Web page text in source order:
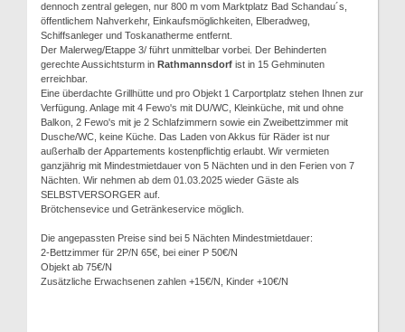
dennoch zentral gelegen, nur 800 m vom Marktplatz Bad Schandau´s,
öffentlichem Nahverkehr, Einkaufsmöglichkeiten, Elberadweg,
Schiffsanleger und Toskanatherme entfernt.
Der Malerweg/Etappe 3/ führt unmittelbar vorbei. Der Behinderten
gerechte Aussichtsturm in Rathmannsdorf ist in 15 Gehminuten
erreichbar.
Eine überdachte Grillhütte und pro Objekt 1 Carportplatz stehen Ihnen zur
Verfügung. Anlage mit 4 Fewo's mit DU/WC, Kleinküche, mit und ohne
Balkon, 2 Fewo's mit je 2 Schlafzimmern sowie ein Zweibettzimmer mit
Dusche/WC, keine Küche. Das Laden von Akkus für Räder ist nur
außerhalb der Appartements kostenpflichtig erlaubt. Wir vermieten
ganzjährig mit Mindestmietdauer von 5 Nächten und in den Ferien von 7
Nächten. Wir nehmen ab dem 01.03.2025 wieder Gäste als
SELBSTVERSORGER auf.
Brötchensevice und Getränkeservice möglich.
Die angepassten Preise sind bei 5 Nächten Mindestmietdauer:
2-Bettzimmer für 2P/N 65€, bei einer P 50€/N
Objekt ab 75€/N
Zusätzliche Erwachsenen zahlen +15€/N, Kinder +10€/N